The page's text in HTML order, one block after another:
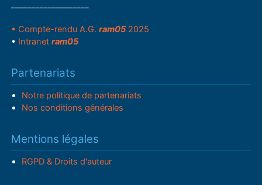
• Compte-rendu A.G.ram05 2025
• Intranetram05
Partenariats
Notre politique de partenariats
Nos conditions générales
Mentions légales
RGPD & Droits d'auteur